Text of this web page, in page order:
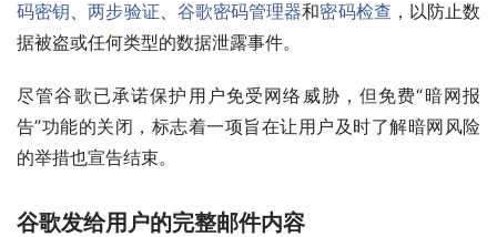
码密钥、两步验证、 谷歌密码管理器和密码检查 ，以防止数
据被盗或任何类型的数据泄露事件。
尽管谷歌已承诺保护用户免受网络威胁，但免费“暗网报
告”功能的关闭，标志着一项旨在让用户及时了解暗网风险
的举措也宣告结束。
谷歌发给用户的完整邮件内容